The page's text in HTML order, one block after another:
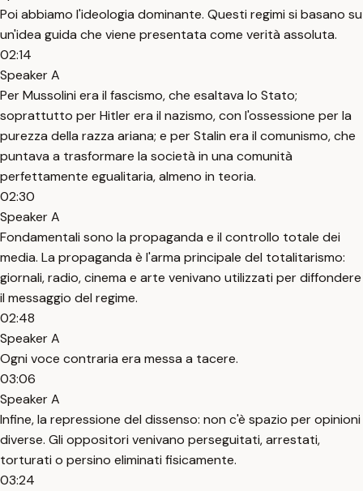
Poi abbiamo l'ideologia dominante. Questi regimi si basano su
un'idea guida che viene presentata come verità assoluta.
02:14
Speaker A
Per Mussolini era il fascismo, che esaltava lo Stato;
soprattutto per Hitler era il nazismo, con l'ossessione per la
purezza della razza ariana; e per Stalin era il comunismo, che
puntava a trasformare la società in una comunità
perfettamente egualitaria, almeno in teoria.
02:30
Speaker A
Fondamentali sono la propaganda e il controllo totale dei
media. La propaganda è l'arma principale del totalitarismo:
giornali, radio, cinema e arte venivano utilizzati per diffondere
il messaggio del regime.
02:48
Speaker A
Ogni voce contraria era messa a tacere.
03:06
Speaker A
Infine, la repressione del dissenso: non c'è spazio per opinioni
diverse. Gli oppositori venivano perseguitati, arrestati,
torturati o persino eliminati fisicamente.
03:24